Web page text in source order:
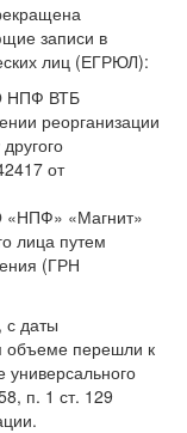
записи в
лиц (ЕГРЮЛ):
НПФ ВТБ
реорганизации
от
«НПФ» «Магнит»
лица путем
(ГРН
даты
объеме перешли к
п. 1 ст. 129